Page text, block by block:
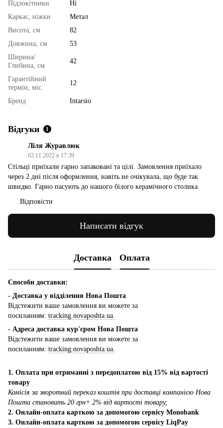
Підлокітники
Ні
Каркас, ніжки
Метал
Висота, см
82
Довжина, см
53
Ширина/
Глибина, см
42
Гарантійний
термін, міс.
12
Бренд Intarsio
Відгуки 1
Ліля Журавлюк
02.11.2022 в 17:39
Стільці приїхали гарно запаковані та цілі. Замовлення приїхало
через 2 дні після оформлення, навіть не очікувала, що буде так
швидко. Гарно пасують до нашого білого керамічного столика.
Відповісти
Написати відгук
Доставка Оплата
Способи доставки:
- Доставка у відділення Нова Пошта
Відстежити ваше замовлення ви можете за
посиланням: tracking.novaposhta.ua.
- Адреса доставка кур'єром Нова Пошта
Відстежити ваше замовлення ви можете за
посиланням: tracking.novaposhta.ua.
1. Оплата при отриманні з передоплатою від 15% від вартості
товару
Комісія за зворотний переказ коштів при доставці компанією Нова
Пошта становить 20 грн+ 2% від вартості товару;
2. Онлайн-оплата карткою за допомогою сервісу Monobank
3. Онлайн-оплата карткою за допомогою сервісу LiqPay